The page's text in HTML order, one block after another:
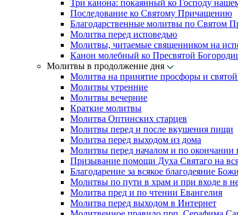
Три канона: покаянный ко Господу
Последование ко Святому Причащению
Благодарственные молитвы по Святом
Молитва перед исповедью
Молитвы, читаемые священником на
Канон молебный ко Пресвятой
Молитвы в продолжение дня
Молитва на принятие просфоры и
Молитвы утренние
Молитвы вечерние
Краткие молитвы
Молитва Оптинских старцев
Молитвы перед и после вкушения пищи
Молитва перед выходом из дома
Молитвы перед началом и по окончании
Призывание помощи Духа Святаго на
Благодарение за всякое благодеяние
Молитвы по пути в храм и при входе в
Молитва пред и по чтении Евангелия
Молитва перед выходом в Интернет